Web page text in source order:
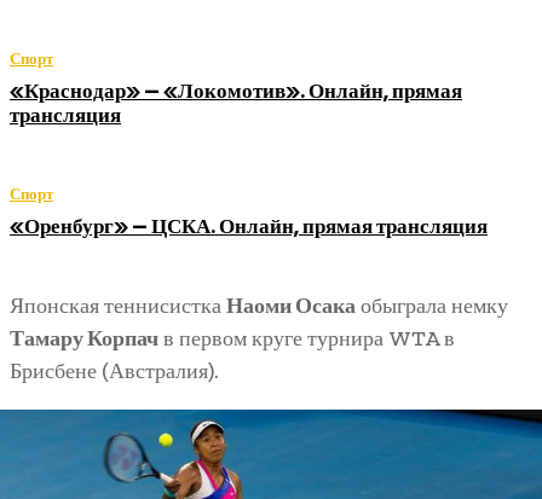
Спорт
«Краснодар» — «Локомотив». Онлайн, прямая
трансляция
Спорт
«Оренбург» — ЦСКА. Онлайн, прямая трансляция
Японская теннисисткаНаоми Осакаобыграла немку
Тамару Корпачв первом круге турнира WTA в
Брисбене (Австралия).